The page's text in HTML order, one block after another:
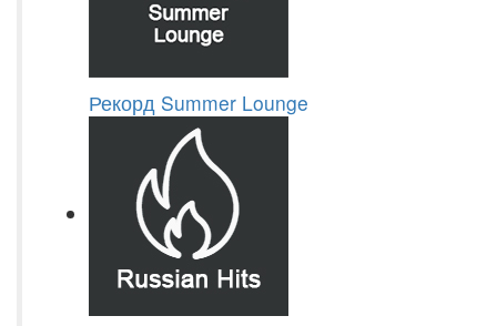
Рекорд Summer Lounge